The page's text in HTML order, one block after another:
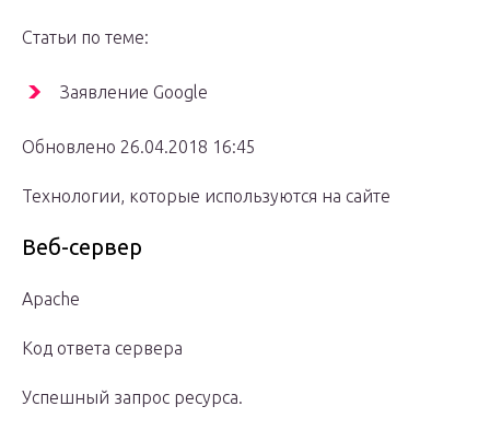
Cтатьи по теме:
Заявление Google
Обновлено 26.04.2018 16:45
Технологии, которые используются на сайте
Веб-сервер
Apache
Код ответа сервера
Успешный запрос ресурса.